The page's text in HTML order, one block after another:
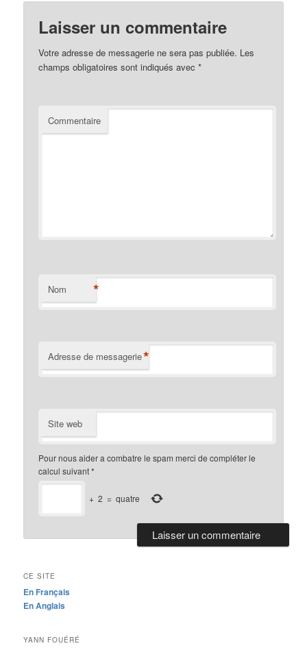
Laisser un commentaire
Votre adresse de messagerie ne sera pas publiée. Les
champs obligatoires sont indiqués avec*
Commentaire
Nom *
Adresse de messagerie*
Site web
Pour nous aider a combatre le spam merci de compléter le
calcul suivant*
+ 2 = quatre
CE SITE
En Français
En Anglais
YANN FOUÉRÉ